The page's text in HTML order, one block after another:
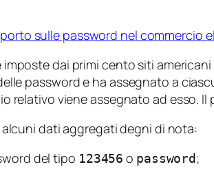
sulle password nel commercio
dai primi cento siti
password e ha assegnato a
relativo viene assegnato ad esso. Il
dati aggregati degni di nota:
del tipo 123456 o password;